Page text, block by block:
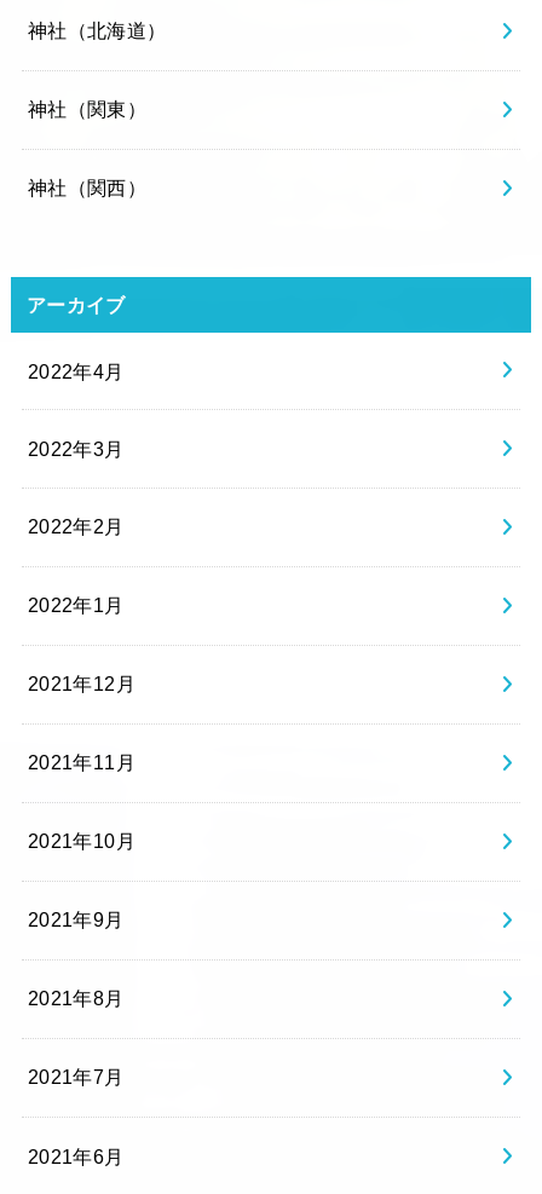
神社（北海道）
神社（関東）
神社（関西）
アーカイブ
2022年4月
2022年3月
2022年2月
2022年1月
2021年12月
2021年11月
2021年10月
2021年9月
2021年8月
2021年7月
2021年6月